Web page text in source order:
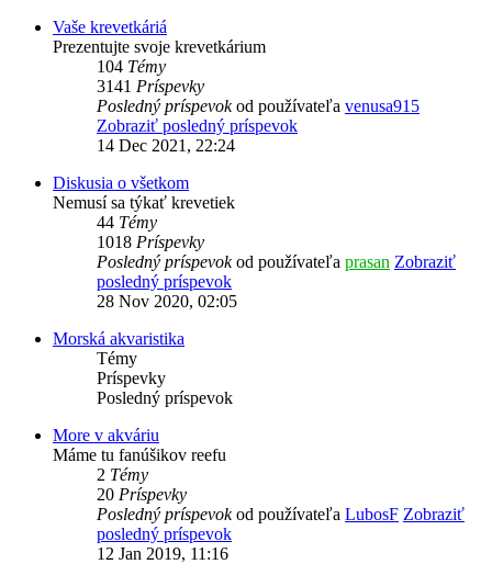
Vaše krevetkáriá
Prezentujte svoje krevetkárium
104 Témy
3141 Príspevky
Posledný príspevokod používateľa venusa915
Zobraziť posledný príspevok
14 Dec 2021, 22:24
Diskusia o všetkom
Nemusí sa týkať krevetiek
44 Témy
1018 Príspevky
Posledný príspevokod používateľa prasan Zobraziť
posledný príspevok
28 Nov 2020, 02:05
Morská akvaristika
Témy
Príspevky
Posledný príspevok
More v akváriu
Máme tu fanúšikov reefu
2 Témy
20 Príspevky
Posledný príspevokod používateľa LubosF Zobraziť
posledný príspevok
12 Jan 2019, 11:16